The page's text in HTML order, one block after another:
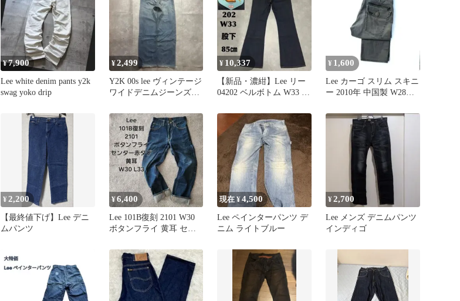
¥7,900
Lee white denim pants y2k
swag yoko drip
¥2,499
Y2K 00s lee ヴィンテージ
ワイドデニムジーンズア
¥ 10,337
【新品・濃紺】Lee リー
04202 ベルボトム W33 日
¥ 1,600
Lee カーゴ スリム スキニ
ー 2010年 中国製 W28
¥2,200
【最終値下げ】Lee デニ
ムパンツ
¥6,400
Lee 101B復刻 2101 W30
ボタンフライ 黄耳 セン
現在 ¥4,500
Lee ペインターパンツ デ
ニム ライトブルー
¥2,700
Lee メンズ デニムパンツ
インディゴ